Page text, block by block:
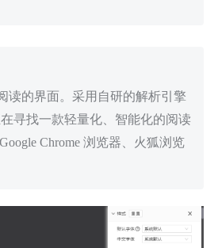
读的界面。采用自研的解析引擎
寻找一款轻量化、智能化的阅读
Chrome 浏览器、火狐浏览